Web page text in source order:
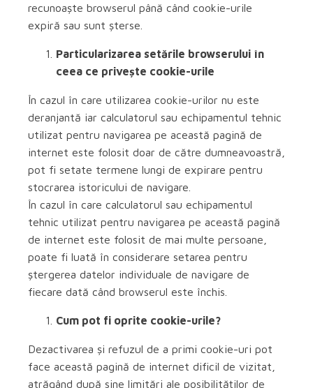
recunoaște browserul până când cookie-urile
expiră sau sunt șterse.
Particularizarea setările browserului în
ceea ce privește cookie-urile
În cazul în care utilizarea cookie-urilor nu este
deranjantă iar calculatorul sau echipamentul tehnic
utilizat pentru navigarea pe această pagină de
internet este folosit doar de către dumneavoastră,
pot fi setate termene lungi de expirare pentru
stocrarea istoricului de navigare.
În cazul în care calculatorul sau echipamentul
tehnic utilizat pentru navigarea pe această pagină
de internet este folosit de mai multe persoane,
poate fi luată în considerare setarea pentru
ștergerea datelor individuale de navigare de
fiecare dată când browserul este închis.
Cum pot fi oprite cookie-urile?
Dezactivarea și refuzul de a primi cookie-uri pot
face această pagină de internet dificil de vizitat,
atrăgând după sine limitări ale posibilităților de